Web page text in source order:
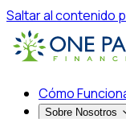
Saltar al contenido
Cómo
Sobre Nosotros